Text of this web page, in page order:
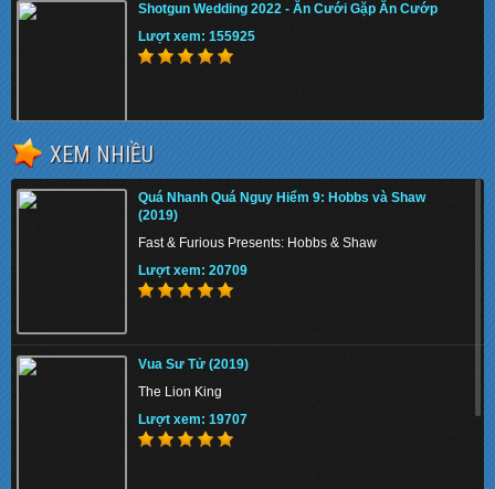
Shotgun Wedding 2022 - Ăn Cưới Gặp Ăn Cướp
Lượt xem: 155925
The Tiger Rising 2022 - Con Cọp Trỗi Dậy
Lượt xem: 132180
The Union 2024 - Liên minh tuyệt mật
Lượt xem: 137741
XEM NHIỀU
Quá Nhanh Quá Nguy Hiểm 9: Hobbs và Shaw
(2019)
Fast & Furious Presents: Hobbs & Shaw
Lượt xem: 20709
Vua Sư Tử (2019)
The Lion King
Lượt xem: 19707